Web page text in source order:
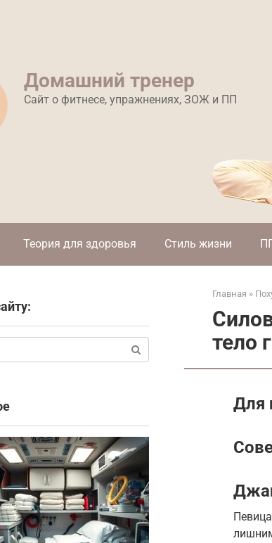
Домашний тренер
Сайт о фитнесе, упражнениях, ЗОЖ и ПП
Теория для здоровья Стиль жизни
Главная »
тело
Для